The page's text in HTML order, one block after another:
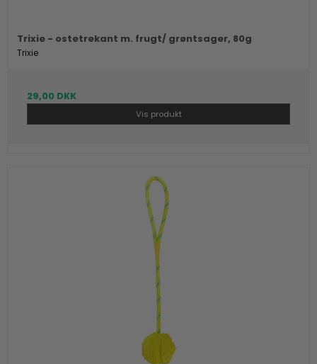
Trixie - ostetrekant m. frugt/ grøntsager, 80g
Trixie
29,00 DKK
Vis produkt